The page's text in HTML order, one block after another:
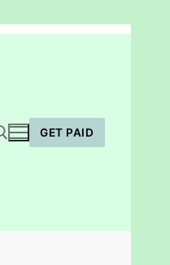
GET PAID